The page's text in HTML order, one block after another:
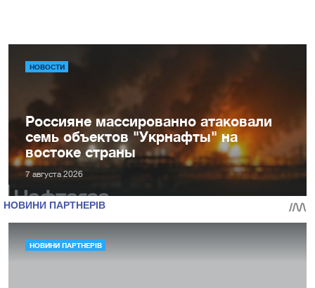
НОВОСТИ
Россияне массированно атаковали
семь объектов "Укрнафты" на
востоке страны
7 августа 2026